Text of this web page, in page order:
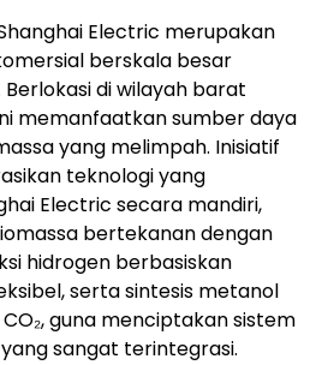
Electric merupakan
berskala besar
di wilayah barat
memanfaatkan sumber daya
yang melimpah. Inisiatif
teknologi yang
Electric secara mandiri,
bertekanan dengan
hidrogen berbasiskan
serta sintesis metanol
guna menciptakan sistem
sangat terintegrasi.